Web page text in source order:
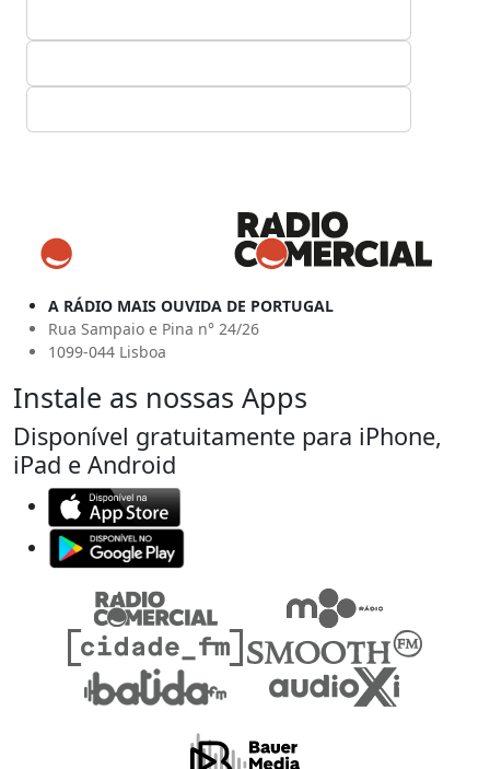
A RÁDIO MAIS OUVIDA DE PORTUGAL
Rua Sampaio e Pina n° 24/26
1099-044 Lisboa
Instale as nossas Apps
Disponível gratuitamente para iPhone,
iPad e Android